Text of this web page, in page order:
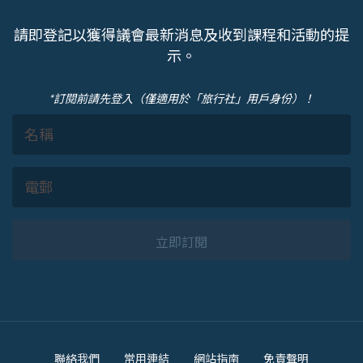
請即登記以獲得議會最新消息及收到課程和活動的提
示。
*訂閱前請先登入（僅適用於「旅行社」用戶身份）！
立即訂閱
聯絡我們 常用連結 網站指南 免責聲明